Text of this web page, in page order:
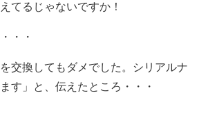
てるじゃないですか！
・・
交換してもダメでした。シリアルナ
す」と、伝えたところ・・・